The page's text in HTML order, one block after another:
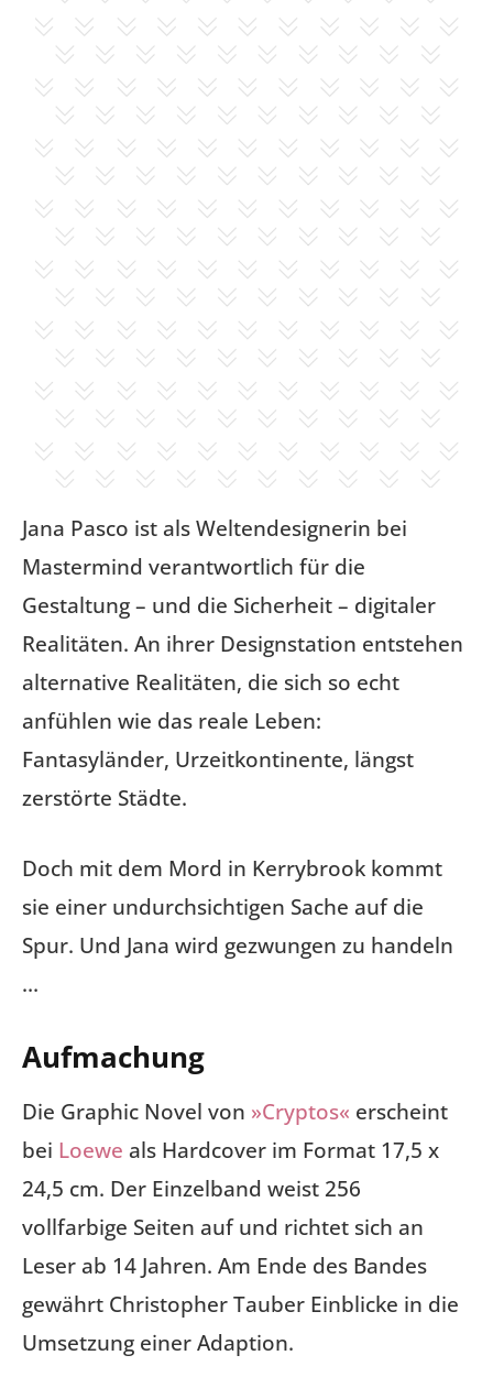
Jana Pasco ist als Weltendesignerin bei
Mastermind verantwortlich für die
Gestaltung – und die Sicherheit – digitaler
Realitäten. An ihrer Designstation entstehen
alternative Realitäten, die sich so echt
anfühlen wie das reale Leben:
Fantasyländer, Urzeitkontinente, längst
zerstörte Städte.
Doch mit dem Mord in Kerrybrook kommt
sie einer undurchsichtigen Sache auf die
Spur. Und Jana wird gezwungen zu handeln
…
Aufmachung
Die Graphic Novel von »Cryptos« erscheint
bei Loewe als Hardcover im Format 17,5 x
24,5 cm. Der Einzelband weist 256
vollfarbige Seiten auf und richtet sich an
Leser ab 14 Jahren. Am Ende des Bandes
gewährt Christopher Tauber Einblicke in die
Umsetzung einer Adaption.